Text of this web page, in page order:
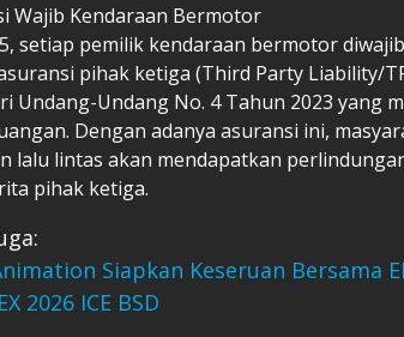
Wajib Kendaraan Bermotor
setiap pemilik kendaraan bermotor
pihak ketiga (Third Party Liability/
Undang-Undang No. 4 Tahun 2023 yang
Dengan adanya asuransi ini,
lalu lintas akan mendapatkan
pihak ketiga.
Siapkan Keseruan Bersama
2026 ICE BSD